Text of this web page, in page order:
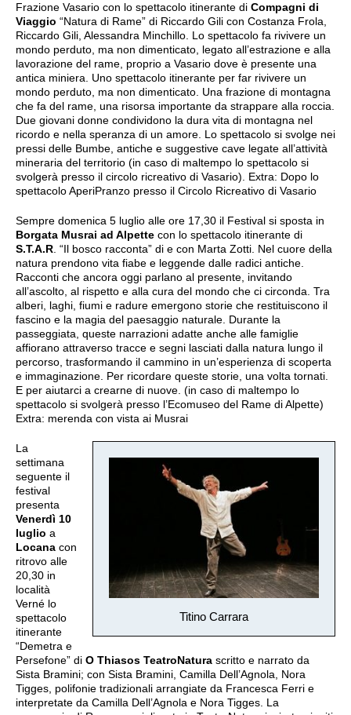
Frazione Vasario con lo spettacolo itinerante di Compagni di
Viaggio “Natura di Rame” di Riccardo Gili con Costanza Frola,
Riccardo Gili, Alessandra Minchillo. Lo spettacolo fa rivivere un
mondo perduto, ma non dimenticato, legato all’estrazione e alla
lavorazione del rame, proprio a Vasario dove è presente una
antica miniera. Uno spettacolo itinerante per far rivivere un
mondo perduto, ma non dimenticato. Una frazione di montagna
che fa del rame, una risorsa importante da strappare alla roccia.
Due giovani donne condividono la dura vita di montagna nel
ricordo e nella speranza di un amore. Lo spettacolo si svolge nei
pressi delle Bumbe, antiche e suggestive cave legate all’attività
mineraria del territorio (in caso di maltempo lo spettacolo si
svolgerà presso il circolo ricreativo di Vasario). Extra: Dopo lo
spettacolo AperiPranzo presso il Circolo Ricreativo di Vasario
Sempre domenica 5 luglio alle ore 17,30 il Festival si sposta in
Borgata Musrai ad Alpette con lo spettacolo itinerante di
S.T.A.R . “Il bosco racconta” di e con Marta Zotti. Nel cuore della
natura prendono vita fiabe e leggende dalle radici antiche.
Racconti che ancora oggi parlano al presente, invitando
all’ascolto, al rispetto e alla cura del mondo che ci circonda. Tra
alberi, laghi, fiumi e radure emergono storie che restituiscono il
fascino e la magia del paesaggio naturale. Durante la
passeggiata, queste narrazioni adatte anche alle famiglie
affiorano attraverso tracce e segni lasciati dalla natura lungo il
percorso, trasformando il cammino in un’esperienza di scoperta
e immaginazione. Per ricordare queste storie, una volta tornati.
E per aiutarci a crearne di nuove. (in caso di maltempo lo
spettacolo si svolgerà presso l’Ecomuseo del Rame di Alpette)
Extra: merenda con vista ai Musrai
Titino Carrara
La
settimana
seguente il
festival
presenta
Venerdì 10
luglio a
Locana con
ritrovo alle
20,30 in
località
Verné lo
spettacolo
itinerante
“Demetra e
Persefone” di O Thiasos TeatroNatura scritto e narrato da
Sista Bramini; con Sista Bramini, Camilla Dell’Agnola, Nora
Tigges, polifonie tradizionali arrangiate da Francesca Ferri e
interpretate da Camilla Dell’Agnola e Nora Tigges. La